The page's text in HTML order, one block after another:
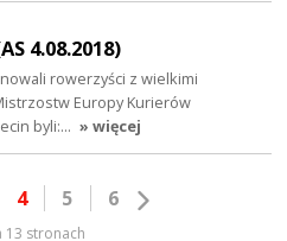
4.08.2018)
rowerzyści z wielkimi
Europy Kurierów
byli:… » więcej
4 5 6
13 stronach